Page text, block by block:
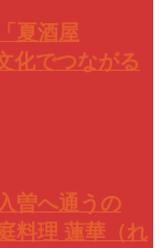
夏酒屋
化でつながる
曽へ通うの
料理 蓮華（れ